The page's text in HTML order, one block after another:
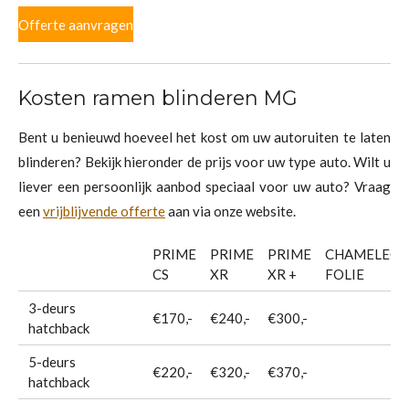
Offerte aanvragen
Kosten ramen blinderen MG
Bent u benieuwd hoeveel het kost om uw autoruiten te laten
blinderen? Bekijk hieronder de prijs voor uw type auto. Wilt u
liever een persoonlijk aanbod speciaal voor uw auto? Vraag
een vrijblijvende offerteaan via onze website.
PRIME
CS
PRIME
XR
PRIME
XR +
FOLIE
3-deurs
hatchback
€170,- €240,- €300,-
5-deurs
hatchback
€220,- €320,- €370,-